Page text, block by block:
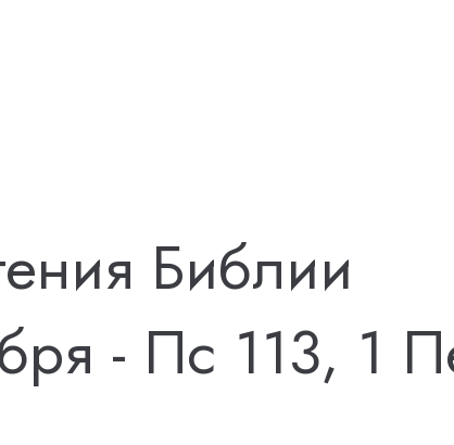
Библии
- Пс 113, 1